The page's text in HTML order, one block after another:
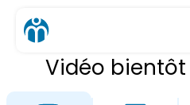
Vidéo